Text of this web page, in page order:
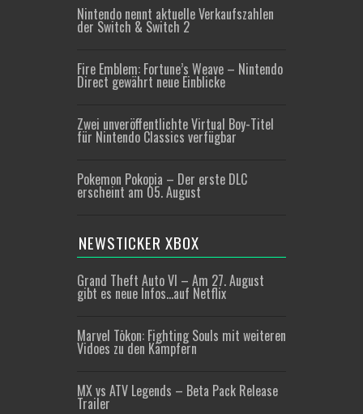
Nintendo nennt aktuelle Verkaufszahlen
der Switch & Switch 2
Fire Emblem: Fortune’s Weave – Nintendo
Direct gewährt neue Einblicke
Zwei unveröffentlichte Virtual Boy-Titel
für Nintendo Classics verfügbar
Pokemon Pokopia – Der erste DLC
erscheint am 05. August
NEWSTICKER XBOX
Grand Theft Auto VI – Am 27. August
gibt es neue Infos…auf Netflix
Marvel Tōkon: Fighting Souls mit weiteren
Vidoes zu den Kämpfern
MX vs ATV Legends – Beta Pack Release
Trailer